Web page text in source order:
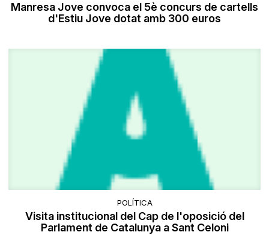
Manresa Jove convoca el 5è concurs de cartells
d'Estiu Jove dotat amb 300 euros
POLÍTICA
Visita institucional del Cap de l'oposició del
Parlament de Catalunya a Sant Celoni